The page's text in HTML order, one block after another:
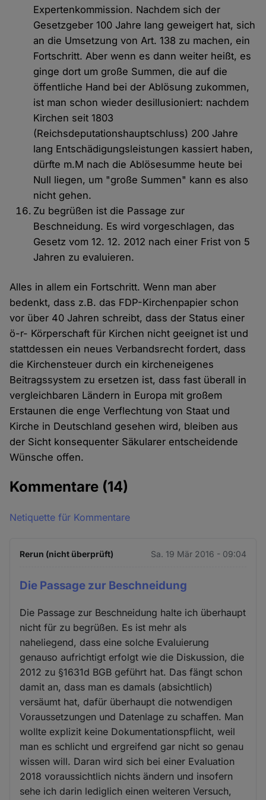
Expertenkommission. Nachdem sich der
Gesetzgeber 100 Jahre lang geweigert hat, sich
an die Umsetzung von Art. 138 zu machen, ein
Fortschritt. Aber wenn es dann weiter heißt, es
ginge dort um große Summen, die auf die
öffentliche Hand bei der Ablösung zukommen,
ist man schon wieder desillusioniert: nachdem
Kirchen seit 1803
(Reichsdeputationshauptschluss) 200 Jahre
lang Entschädigungsleistungen kassiert haben,
dürfte m.M nach die Ablösesumme heute bei
Null liegen, um "große Summen" kann es also
nicht gehen.
Zu begrüßen ist die Passage zur
Beschneidung. Es wird vorgeschlagen, das
Gesetz vom 12. 12. 2012 nach einer Frist von 5
Jahren zu evaluieren.
Alles in allem ein Fortschritt. Wenn man aber
bedenkt, dass z.B. das FDP-Kirchenpapier schon
vor über 40 Jahren schreibt, dass der Status einer
ö-r- Körperschaft für Kirchen nicht geeignet ist und
stattdessen ein neues Verbandsrecht fordert, dass
die Kirchensteuer durch ein kircheneigenes
Beitragssystem zu ersetzen ist, dass fast überall in
vergleichbaren Ländern in Europa mit großem
Erstaunen die enge Verflechtung von Staat und
Kirche in Deutschland gesehen wird, bleiben aus
der Sicht konsequenter Säkularer entscheidende
Wünsche offen.
Kommentare (14)
Netiquette für Kommentare
Rerun (nicht überprüft) Sa. 19 Mär 2016 - 09:04
Die Passage zur Beschneidung
Die Passage zur Beschneidung halte ich überhaupt
nicht für zu begrüßen. Es ist mehr als
naheliegend, dass eine solche Evaluierung
genauso aufrichtigt erfolgt wie die Diskussion, die
2012 zu §1631d BGB geführt hat. Das fängt schon
damit an, dass man es damals (absichtlich)
versäumt hat, dafür überhaupt die notwendigen
Voraussetzungen und Datenlage zu schaffen. Man
wollte explizit keine Dokumentationspflicht, weil
man es schlicht und ergreifend gar nicht so genau
wissen will. Daran wird sich bei einer Evaluation
2018 voraussichtlich nichts ändern und insofern
sehe ich darin lediglich einen weiteren Versuch,